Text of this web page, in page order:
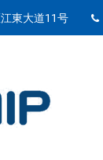
東大道11号